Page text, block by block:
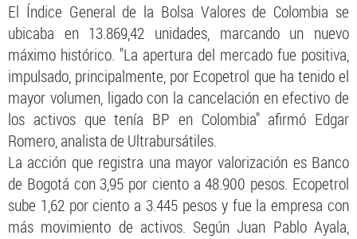
El Índice General de la Bolsa Valores de Colombia se
ubicaba en 13.869,42 unidades, marcando un nuevo
máximo histórico. "La apertura del mercado fue positiva,
impulsado, principalmente, por Ecopetrol que ha tenido el
mayor volumen, ligado con la cancelación en efectivo de
los activos que tenía BP en Colombia" afirmó Edgar
Romero, analista de Ultrabursátiles.
La acción que registra una mayor valorización es Banco
de Bogotá con 3,95 por ciento a 48.900 pesos. Ecopetrol
sube 1,62 por ciento a 3.445 pesos y fue la empresa con
más movimiento de activos. Según Juan Pablo Ayala,